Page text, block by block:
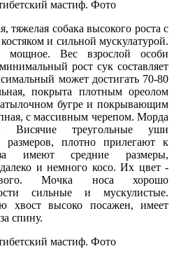
собака высокого роста с
и сильной мускулатурой.
мощное. Вес взрослой особи
рост сук составляет
может достигать 70-80
покрыта плотным ореолом
бугре и покрывающим
с массивным черепом. Морда
Висячие треугольные уши
плотно прилегают к
имеют средние размеры,
и немного косо. Их цвет -
Мочка носа хорошо
сильные и мускулистые.
хвост высоко посажен, имеет
спину.